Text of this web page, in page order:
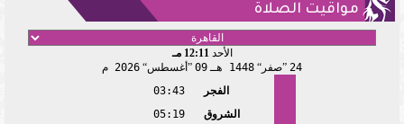
مواقيت الصلاة
الأحد12:11 مـ
24 صفر 1448 هـ 09 أغسطس 2026 م
الفجر
03:43
الشروق
05:19